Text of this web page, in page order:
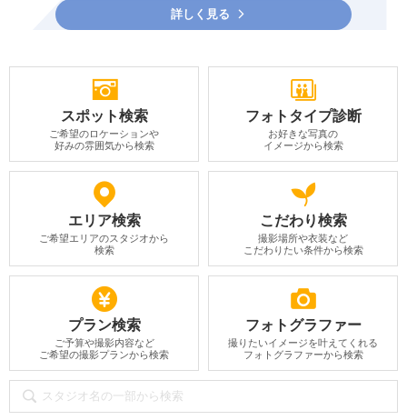
詳しく見る
スポット検索
ご希望のロケーションや
好みの雰囲気から検索
フォトタイプ診断
お好きな写真の
イメージから検索
エリア検索
ご希望エリアのスタジオから
検索
こだわり検索
撮影場所や衣装など
こだわりたい条件から検索
プラン検索
ご予算や撮影内容など
ご希望の撮影プランから検索
フォトグラファー
撮りたいイメージを叶えてくれる
フォトグラファーから検索